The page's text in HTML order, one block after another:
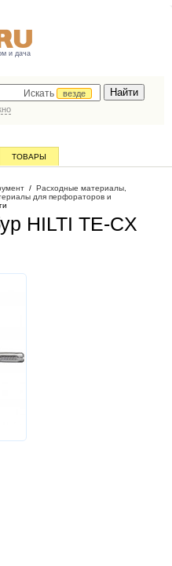
и дача
Искать
везде
ТОВАРЫ
/ Расходные материалы,
для перфораторов и
HILTI TE-CX